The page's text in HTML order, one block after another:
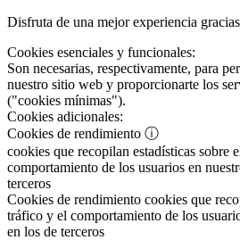
Disfruta de una mejor experiencia
Cookies esenciales y funcionales:
Son necesarias, respectivamente, para
nuestro sitio web y proporcionarte los
("cookies mínimas").
Cookies adicionales:
Cookies de rendimiento ⓘ
cookies que recopilan estadísticas sobre
comportamiento de los usuarios en
terceros
Cookies de rendimiento cookies que
tráfico y el comportamiento de los
en los de terceros